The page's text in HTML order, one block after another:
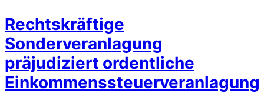
Rechtskräftige
Sonderveranlagung
präjudiziert ordentliche
Einkommenssteuerveranlagung